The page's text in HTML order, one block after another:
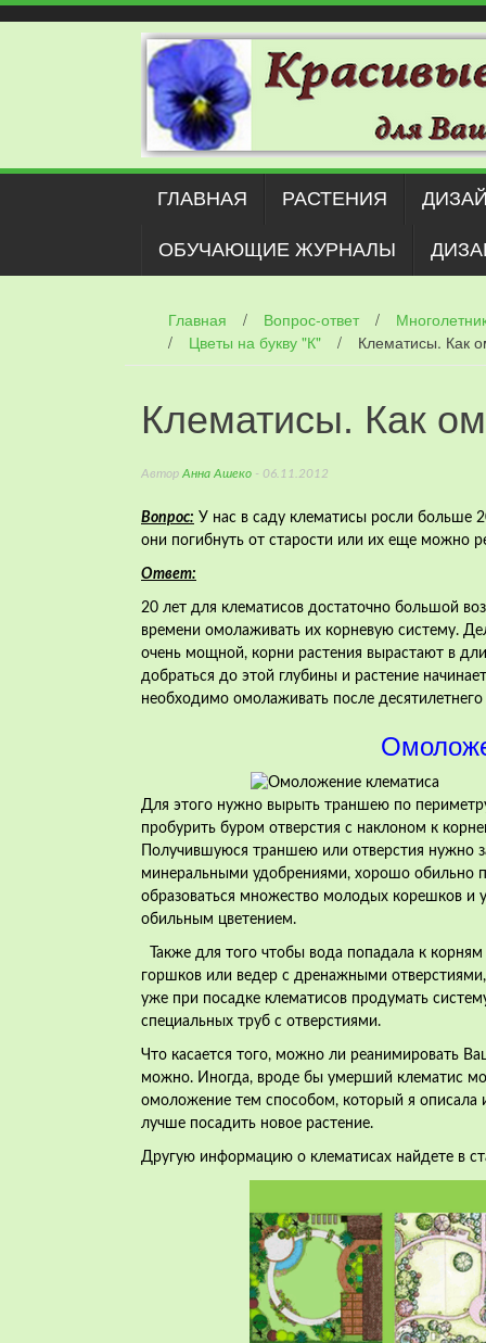
Наверх
ГЛАВНАЯ РАСТЕНИЯ
ОБУЧАЮЩИЕ ЖУРНАЛЫ
Главная / Вопрос-ответ /
/
Цветы на букву "К" / Клематисы. Как
Клематисы. Как
Автор Анна Ашеко - 06.11.2012
Вопрос: У нас в саду клематисы росли больше
они погибнуть от старости или их еще можно
Ответ:
20 лет для клематисов достаточно большой
времени омолаживать их корневую систему.
очень мощной, корни растения вырастают в
добраться до этой глубины и растение
необходимо омолаживать после
Для этого нужно вырыть траншею по
пробурить буром отверстия с наклоном к
Получившуюся траншею или отверстия нужно
минеральными удобрениями, хорошо обильно
образоваться множество молодых корешков и
обильным цветением.
Также для того чтобы вода попадала к
горшков или ведер с дренажными
уже при посадке клематисов продумать
специальных труб с отверстиями.
Что касается того, можно ли реанимировать
можно. Иногда, вроде бы умерший клематис
омоложение тем способом, который я описала
лучше посадить новое растение.
Другую информацию о клематисах найдете в